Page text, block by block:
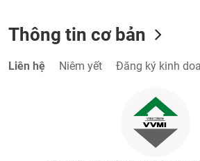
Thông tin cơ bản
Liên hệ Niêm yết Đăng ký kinh